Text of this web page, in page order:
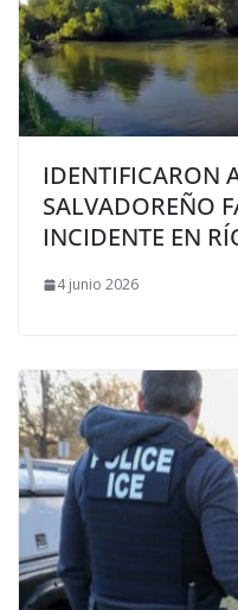
IDENTIFICARON
SALVADOREÑO
INCIDENTE EN
4 junio 2026